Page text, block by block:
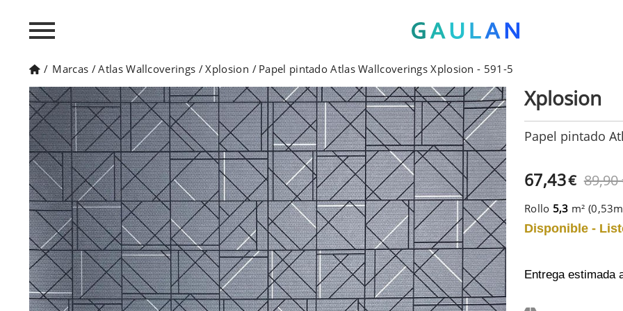
/ Marcas /Atlas Wallcoverings /Xplosion / Papel pintado Atlas Wallcoverings Xplosion - 591-5
Xplosion
Papel pintado
67,43€ 89,90
Rollo 5,3 m²
Disponible -
Entrega estimada